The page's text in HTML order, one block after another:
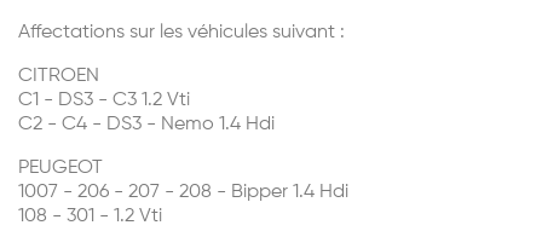
Affectations sur les véhicules suivant :
CITROEN
C1 - DS3 - C3 1.2 Vti
C2 - C4 - DS3 - Nemo 1.4 Hdi
PEUGEOT
1007 - 206 - 207 - 208 - Bipper 1.4 Hdi
108 - 301 - 1.2 Vti